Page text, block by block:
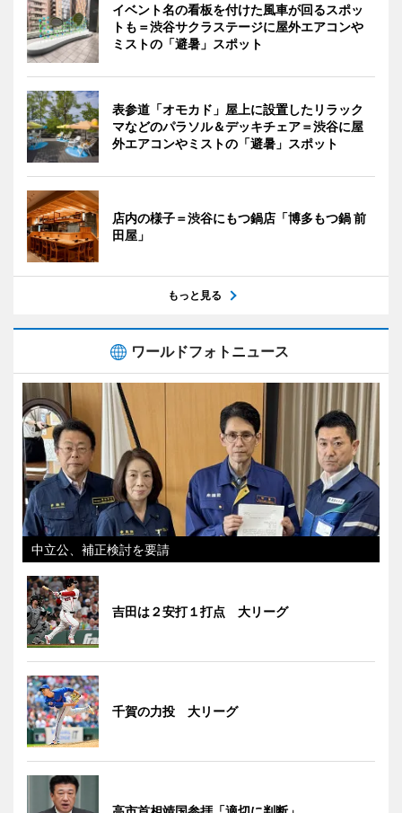
イベント名の看板を付けた風車が回るスポッ
トも＝渋谷サクラステージに屋外エアコンや
ミストの「避暑」スポット
表参道「オモカド」屋上に設置したリラック
マなどのパラソル＆デッキチェア＝渋谷に屋
外エアコンやミストの「避暑」スポット
店内の様子＝渋谷にもつ鍋店「博多もつ鍋 前
田屋」
もっと見る
ワールドフォトニュース
中立公、補正検討を要請
吉田は２安打１打点 大リーグ
千賀の力投 大リーグ